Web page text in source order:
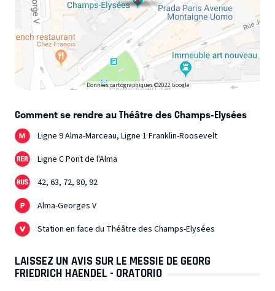
Données cartographiques ©2022 Google
Comment se rendre au Théâtre des Champs-Elysées
Ligne 9 Alma-Marceau, Ligne 1 Franklin-Roosevelt
Ligne C Pont de l'Alma
42, 63, 72, 80, 92
Alma-Georges V
Station en face du Théâtre des Champs-Elysées
LAISSEZ UN AVIS SUR LE MESSIE DE GEORG
FRIEDRICH HAENDEL - ORATORIO